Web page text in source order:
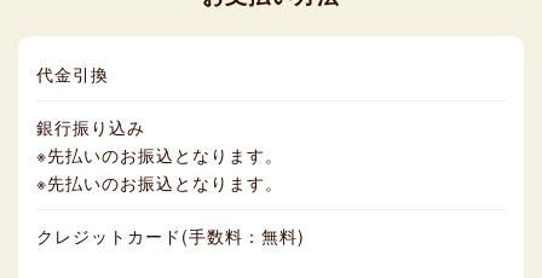
代金引換
銀行振り込み
※先払いのお振込となります。
※先払いのお振込となります。
クレジットカード(手数料：無料)